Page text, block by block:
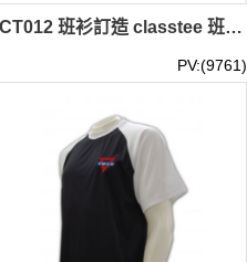
CT012 班衫訂造 classtee 班衫專門店 班衫供應
PV:(9761)